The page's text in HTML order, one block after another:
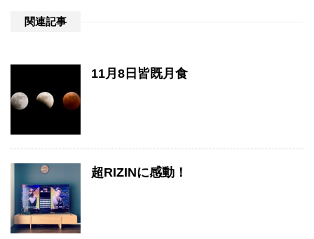
関連記事
11月8日皆既月食
超RIZINに感動！